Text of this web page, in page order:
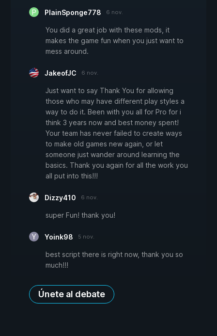
PlainSponge778 6 nov.
You did a great job with these mods, it
makes the game fun when you just want to
mess around.
JakeofJC 6 nov.
Just want to say Thank You for allowing
those who may have different play styles a
way to do it. Been with you all for Pro for i
think 3 years now and best money spent!
Your team has never failed to create ways
to make old games new again, or let
someone just wander around learning the
basics. Thank you again for all the work you
all put into this!!!
Dizzy410 6 nov.
super Fun! thank you!
Yoink98 5 nov.
best script there is right now, thank you so
much!!!
Únete al debate